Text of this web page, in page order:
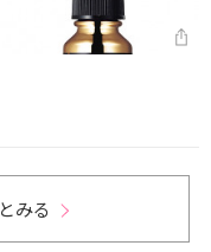
みる